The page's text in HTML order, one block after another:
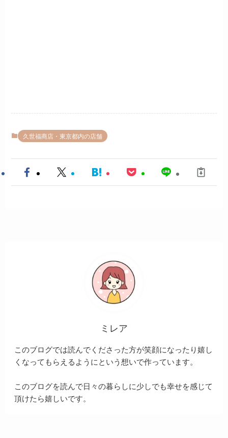
久世福商店・東京都内の店舗
ミレア
このブログでは読んでくださった方が笑顔になったり嬉し
くなってもらえるようにという想いで作っています。
このブログを読んで日々の暮らしに少しでも幸せを感じて
頂けたら嬉しいです。